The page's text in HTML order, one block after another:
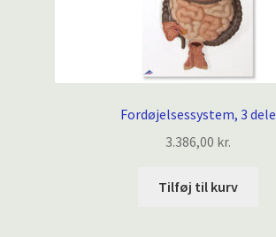
Fordøjelsessystem, 3 dele
3.386,00 kr.
Tilføj til kurv